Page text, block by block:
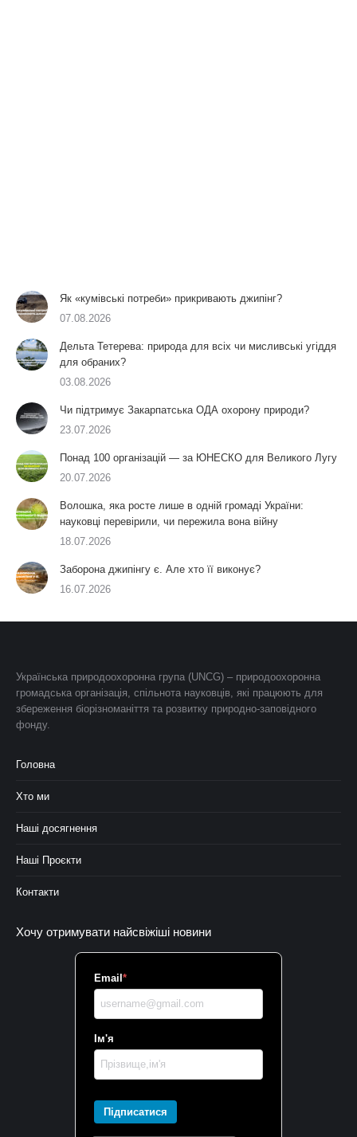
Як «кумівські потреби» прикривають джипінг?
07.08.2026
Дельта Тетерева: природа для всіх чи мисливські угіддя
для обраних?
03.08.2026
Чи підтримує Закарпатська ОДА охорону природи?
23.07.2026
Понад 100 організацій — за ЮНЕСКО для Великого Лугу
20.07.2026
Волошка, яка росте лише в одній громаді України:
науковці перевірили, чи пережила вона війну
18.07.2026
Заборона джипінгу є. Але хто її виконує?
16.07.2026
Українська природоохоронна група (UNCG) – природоохоронна
громадська організація, спільнота науковців, які працюють для
збереження біорізноманіття та розвитку природно-заповідного
фонду.
Головна
Хто ми
Наші досягнення
Наші Проєкти
Контакти
Хочу отримувати найсвіжіші новини
Email *
Ім'я
Підписатися